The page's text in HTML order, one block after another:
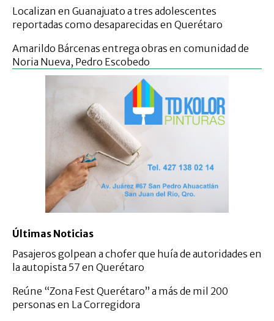
Localizan en Guanajuato a tres adolescentes
reportadas como desaparecidas en Querétaro
Amarildo Bárcenas entrega obras en comunidad de
Noria Nueva, Pedro Escobedo
Últimas Noticias
Pasajeros golpean a chofer que huía de autoridades en
la autopista 57 en Querétaro
Reúne “Zona Fest Querétaro” a más de mil 200
personas en La Corregidora